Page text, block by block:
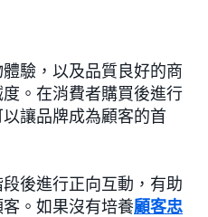
驗，以及品質良好的商
。在消費者購買後進行
讓品牌成為顧客的首
後進行正向互動，有助
。如果沒有培養顧客忠